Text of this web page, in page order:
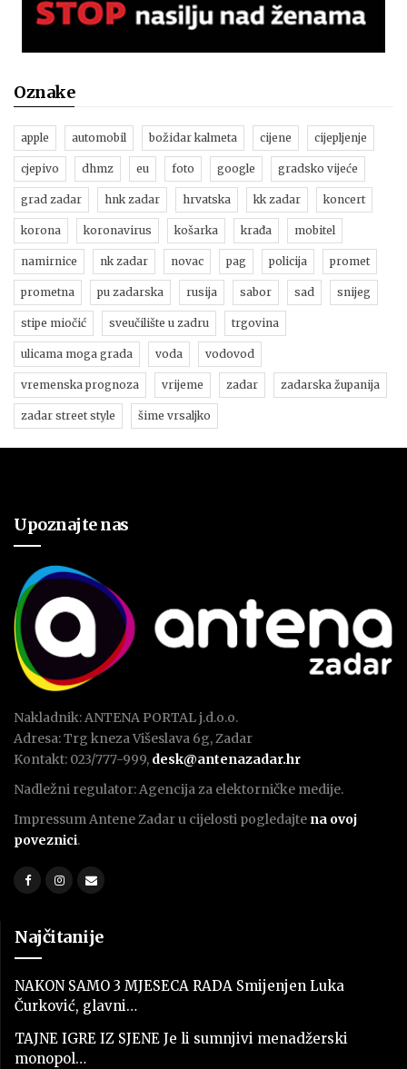
Oznake
apple automobil božidar kalmeta cijene cijepljenje
cjepivo dhmz eu foto google gradsko vijeće
grad zadar hnk zadar hrvatska kk zadar koncert
korona koronavirus košarka krađa mobitel
namirnice nk zadar novac pag policija promet
prometna pu zadarska rusija sabor sad snijeg
stipe miočić sveučilište u zadru trgovina
ulicama moga grada voda vodovod
vremenska prognoza vrijeme zadar zadarska županija
zadar street style šime vrsaljko
Upoznajte nas
Nakladnik: ANTENA PORTAL j.d.o.o.
Adresa: Trg kneza Višeslava 6g, Zadar
Kontakt: 023/777-999, desk@antenazadar.hr
Nadležni regulator: Agencija za elektorničke medije.
Impressum Antene Zadar u cijelosti pogledajte na ovoj
poveznici.
Najčitanije
NAKON SAMO 3 MJESECA RADA Smijenjen Luka
Čurković, glavni…
TAJNE IGRE IZ SJENE Je li sumnjivi menadžerski
monopol…